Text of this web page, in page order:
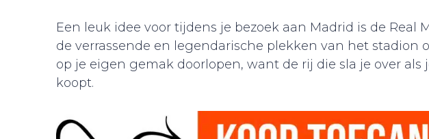
Een leuk idee voor tijdens je bezoek aan Madrid is de Real
de verrassende en legendarische plekken van het stadion
op je eigen gemak doorlopen, want de rij die sla je over
koopt.